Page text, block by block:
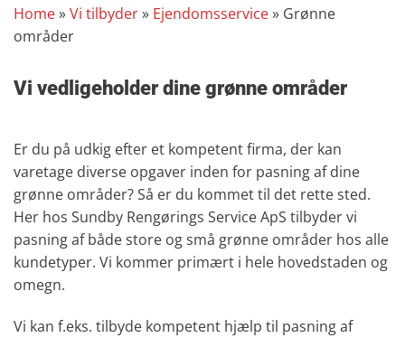
Home»Vi tilbyder» Ejendomsservice​» Grønne
områder
Vi vedligeholder dine grønne områder
Er du på udkig efter et kompetent firma, der kan
varetage diverse opgaver inden for pasning af dine
grønne områder? Så er du kommet til det rette sted.
Her hos Sundby Rengørings Service ApS tilbyder vi
pasning af både store og små grønne områder hos alle
kundetyper. Vi kommer primært i hele hovedstaden og
omegn.
Vi kan f.eks. tilbyde kompetent hjælp til pasning af